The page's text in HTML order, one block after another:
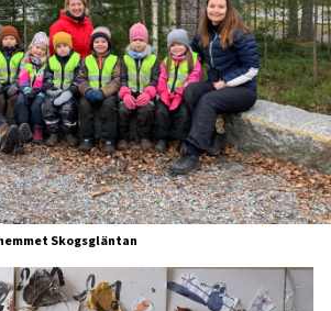
Skogsgläntan